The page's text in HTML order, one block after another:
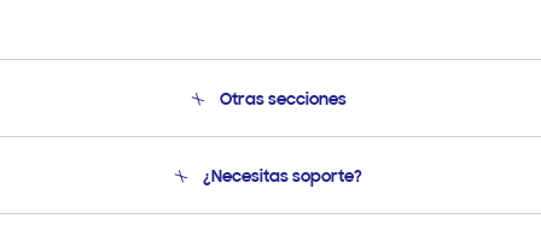
Otras secciones
Soporte
¿Necesitas soporte?